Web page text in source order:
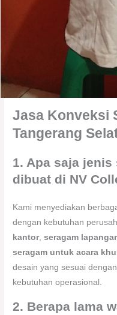
Jasa Konveksi
Tangerang
1. Apa saja
dibuat di NV
Kami menyediakan
dengan kebutuhan
kantor,seragam
seragam untuk acara
desain yang sesuai
kebutuhan operasional.
2. Berapa lama